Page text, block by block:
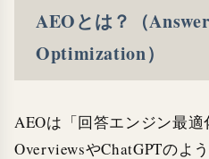
AEOとは？（
Optimization）
AEOは「回答エンジン最
OverviewsやChatGPTのよ